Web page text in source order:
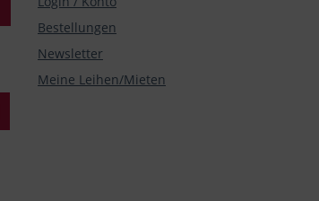
Bestellungen
Newsletter
Meine Leihen/Mieten